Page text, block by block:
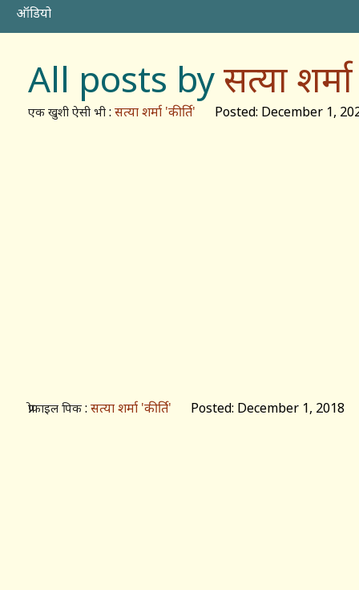
ऑडियो
All posts byसत्या
एक खुशी ऐसी भी : सत्या शर्मा 'कीर्ति' Posted: December 1,
प्रोफाइल पिक : सत्या शर्मा 'कीर्ति' Posted: December 1, 2018